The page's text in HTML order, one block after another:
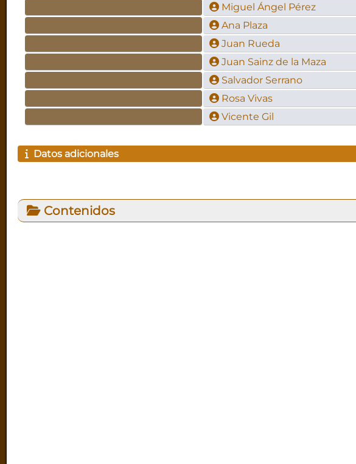
Miguel Ángel Pérez
Ana Plaza
Juan Rueda
Juan Sainz de la Maza
Salvador Serrano
Rosa Vivas
Vicente Gil
Datos adicionales
Contenidos